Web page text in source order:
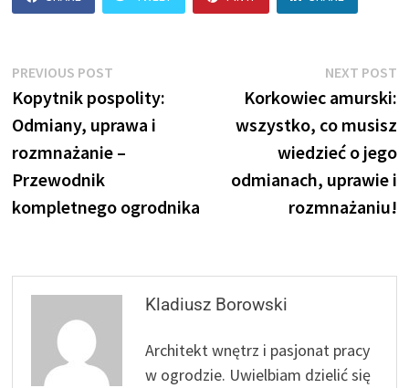
Nawigacja
wpisu
PREVIOUS POST
post:
Kopytnik pospolity:
Odmiany, uprawa i
rozmnażanie –
Przewodnik
kompletnego ogrodnika
NEXT POST
Korkowiec amurski:
wszystko, co musisz
wiedzieć o jego
odmianach, uprawie i
rozmnażaniu!
Kladiusz Borowski
Architekt wnętrz i pasjonat pracy
w ogrodzie. Uwielbiam dzielić się